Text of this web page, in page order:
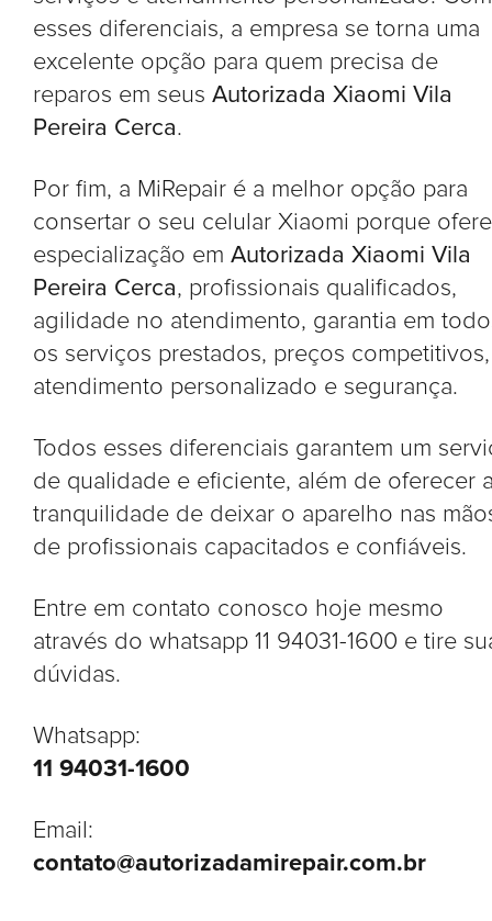
esses diferenciais, a empresa se torna uma
excelente opção para quem precisa de
reparos em seus Autorizada Xiaomi Vila
Pereira Cerca.
Por fim, a MiRepair é a melhor opção para
consertar o seu celular Xiaomi porque
especialização em Autorizada Xiaomi Vila
Pereira Cerca, profissionais qualificados,
agilidade no atendimento, garantia em
os serviços prestados, preços competitivos,
atendimento personalizado e segurança.
Todos esses diferenciais garantem um
de qualidade e eficiente, além de oferecer
tranquilidade de deixar o aparelho nas
de profissionais capacitados e confiáveis.
Entre em contato conosco hoje mesmo
através do whatsapp 11 94031-1600 e tire
dúvidas.
Whatsapp:
11 94031-1600
Email:
contato@autorizadamirepair.com.br